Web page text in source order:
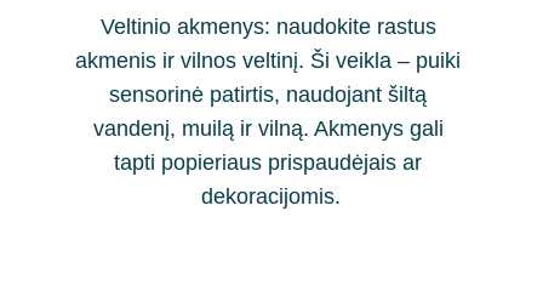
Veltinio akmenys: naudokite rastus
akmenis ir vilnos veltinį. Ši veikla – puiki
sensorinė patirtis, naudojant šiltą
vandenį, muilą ir vilną. Akmenys gali
tapti popieriaus prispaudėjais ar
dekoracijomis.